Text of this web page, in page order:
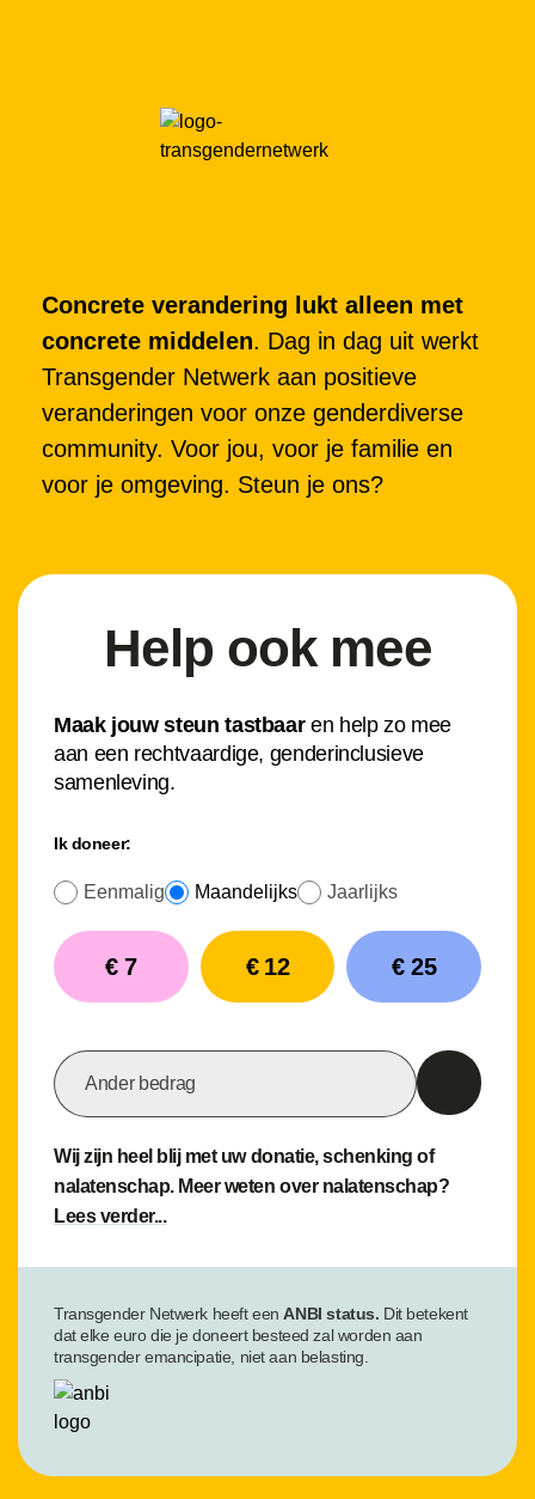
Concrete verandering lukt alleen met
concrete middelen. Dag in dag uit werkt
Transgender Netwerk aan positieve
veranderingen voor onze genderdiverse
community. Voor jou, voor je familie en
voor je omgeving. Steun je ons?
Help ook mee
Maak jouw steun tastbaaren help zo mee
aan een rechtvaardige, genderinclusieve
samenleving.
Ik doneer:
Eenmalig Maandelijks Jaarlijks
€ 7 € 12 € 25
Wij zijn heel blij met uw donatie, schenking of
nalatenschap. Meer weten over nalatenschap?
Lees verder...
Transgender Netwerk heeft eenANBI status. Dit betekent
dat elke euro die je doneert besteed zal worden aan
transgender emancipatie, niet aan belasting.